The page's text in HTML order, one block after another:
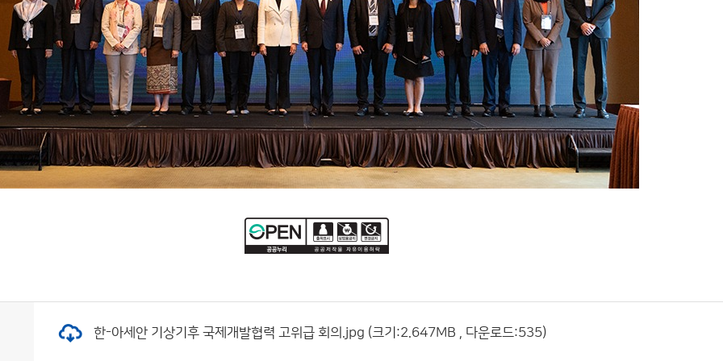
한-아세안 기상기후 국제개발협력 고위급 회의.jpg (크기:2.647MB , 다운로드:535)